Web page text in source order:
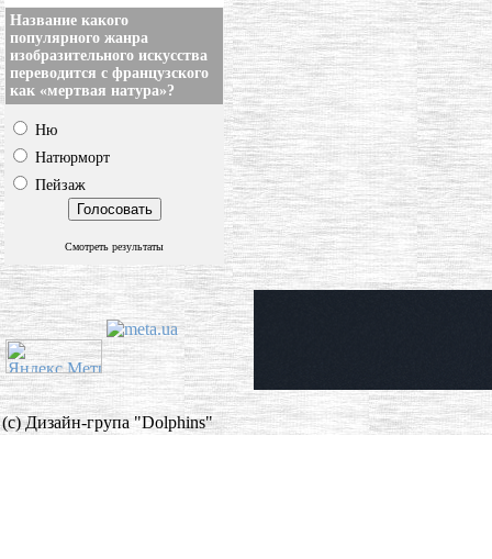
Название какого
популярного жанра
изобразительного искусства
переводится с французского
как «мертвая натура»?
Ню
Натюрморт
Пейзаж
Смотреть результаты
(c) Дизайн-група "Dolphins"